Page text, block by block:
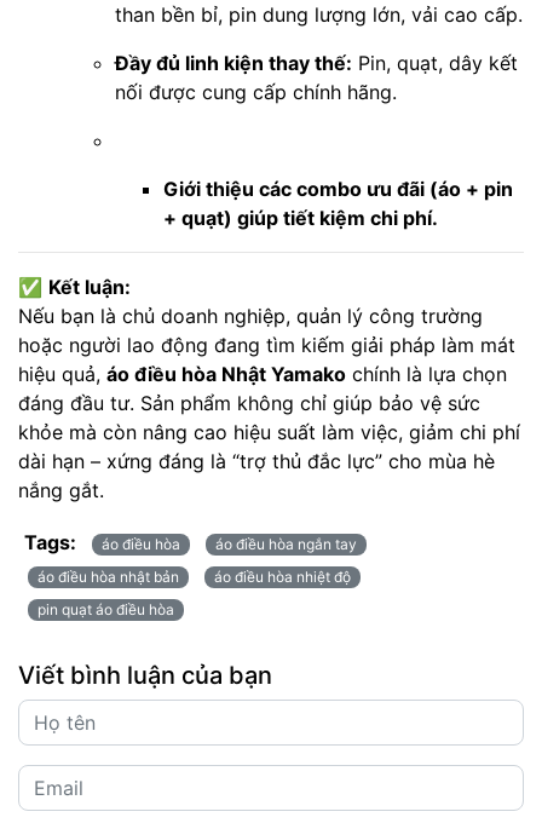
than bền bỉ, pin dung lượng lớn, vải cao cấp.
Đầy đủ linh kiện thay thế: Pin, quạt, dây kết
nối được cung cấp chính hãng.
Giới thiệu các combo ưu đãi (áo + pin
+ quạt) giúp tiết kiệm chi phí.
✅ Kết luận:
Nếu bạn là chủ doanh nghiệp, quản lý công trường
hoặc người lao động đang tìm kiếm giải pháp làm mát
hiệu quả, áo điều hòa Nhật Yamako chính là lựa chọn
đáng đầu tư. Sản phẩm không chỉ giúp bảo vệ sức
khỏe mà còn nâng cao hiệu suất làm việc, giảm chi phí
dài hạn – xứng đáng là “trợ thủ đắc lực” cho mùa hè
nắng gắt.
Tags: áo điều hòa
áo điều hòa ngắn tay
áo điều hòa nhật bản
áo điều hòa nhiệt độ
pin quạt áo điều hòa
Viết bình luận của bạn